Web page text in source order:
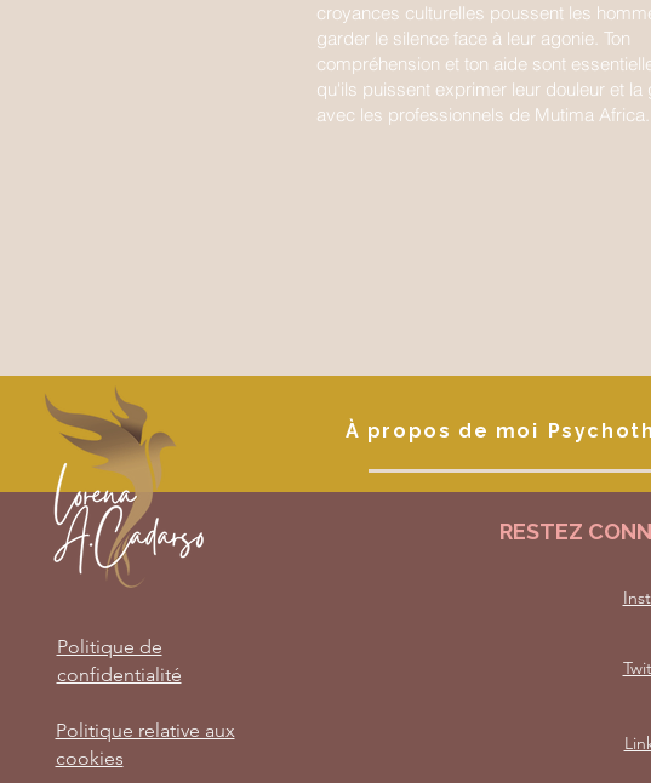
croyances culturelles poussent les
garder le silence face à leur agonie. Ton
compréhension et ton aide sont
qu'ils puissent exprimer leur douleur et la
avec les professionnels de Mutima Africa.
À propos de moi
Politique de
confidentialité
Politique relative aux
cookies
RESTEZ